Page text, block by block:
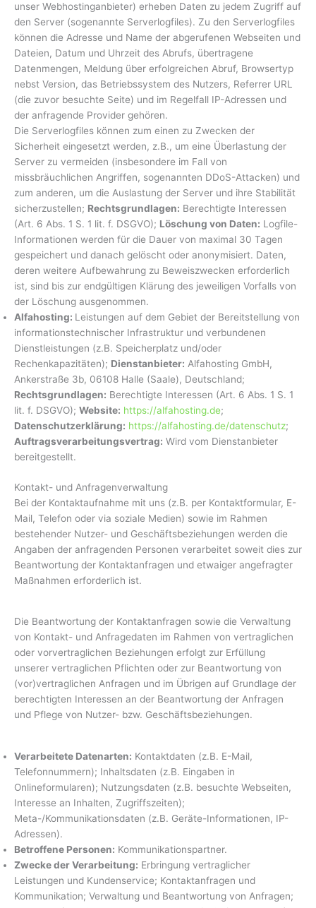
unser Webhostinganbieter) erheben Daten zu jedem Zugriff auf
den Server (sogenannte Serverlogfiles). Zu den Serverlogfiles
können die Adresse und Name der abgerufenen Webseiten und
Dateien, Datum und Uhrzeit des Abrufs, übertragene
Datenmengen, Meldung über erfolgreichen Abruf, Browsertyp
nebst Version, das Betriebssystem des Nutzers, Referrer URL
(die zuvor besuchte Seite) und im Regelfall IP-Adressen und
der anfragende Provider gehören.
Die Serverlogfiles können zum einen zu Zwecken der
Sicherheit eingesetzt werden, z.B., um eine Überlastung der
Server zu vermeiden (insbesondere im Fall von
missbräuchlichen Angriffen, sogenannten DDoS-Attacken) und
zum anderen, um die Auslastung der Server und ihre Stabilität
sicherzustellen; Rechtsgrundlagen: Berechtigte Interessen
(Art. 6 Abs. 1 S. 1 lit. f. DSGVO); Löschung von Daten: Logfile-
Informationen werden für die Dauer von maximal 30 Tagen
gespeichert und danach gelöscht oder anonymisiert. Daten,
deren weitere Aufbewahrung zu Beweiszwecken erforderlich
ist, sind bis zur endgültigen Klärung des jeweiligen Vorfalls von
der Löschung ausgenommen.
Alfahosting: Leistungen auf dem Gebiet der Bereitstellung von
informationstechnischer Infrastruktur und verbundenen
Dienstleistungen (z.B. Speicherplatz und/oder
Rechenkapazitäten); Dienstanbieter: Alfahosting GmbH,
Ankerstraße 3b, 06108 Halle (Saale), Deutschland;
Rechtsgrundlagen: Berechtigte Interessen (Art. 6 Abs. 1 S. 1
lit. f. DSGVO); Website: https://alfahosting.de;
Datenschutzerklärung: https://alfahosting.de/datenschutz;
Auftragsverarbeitungsvertrag: Wird vom Dienstanbieter
bereitgestellt.
Kontakt- und Anfragenverwaltung
Bei der Kontaktaufnahme mit uns (z.B. per Kontaktformular, E-
Mail, Telefon oder via soziale Medien) sowie im Rahmen
bestehender Nutzer- und Geschäftsbeziehungen werden die
Angaben der anfragenden Personen verarbeitet soweit dies zur
Beantwortung der Kontaktanfragen und etwaiger angefragter
Maßnahmen erforderlich ist.
Die Beantwortung der Kontaktanfragen sowie die Verwaltung
von Kontakt- und Anfragedaten im Rahmen von vertraglichen
oder vorvertraglichen Beziehungen erfolgt zur Erfüllung
unserer vertraglichen Pflichten oder zur Beantwortung von
(vor)vertraglichen Anfragen und im Übrigen auf Grundlage der
berechtigten Interessen an der Beantwortung der Anfragen
und Pflege von Nutzer- bzw. Geschäftsbeziehungen.
Verarbeitete Datenarten: Kontaktdaten (z.B. E-Mail,
Telefonnummern); Inhaltsdaten (z.B. Eingaben in
Onlineformularen); Nutzungsdaten (z.B. besuchte Webseiten,
Interesse an Inhalten, Zugriffszeiten);
Meta-/Kommunikationsdaten (z.B. Geräte-Informationen, IP-
Adressen).
Betroffene Personen: Kommunikationspartner.
Zwecke der Verarbeitung: Erbringung vertraglicher
Leistungen und Kundenservice; Kontaktanfragen und
Kommunikation; Verwaltung und Beantwortung von Anfragen;